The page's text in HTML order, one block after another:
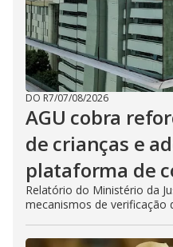
DO R7/07/08/2026
AGU cobra
de crianças e
plataforma de
Relatório do Ministério da
mecanismos de verificação